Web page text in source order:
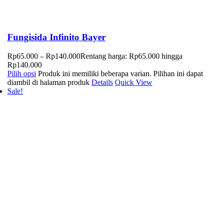
Fungisida Infinito Bayer
Rp65.000 – Rp140.000Rentang harga: Rp65.000 hingga
Rp140.000
Pilih opsi Produk ini memiliki beberapa varian. Pilihan ini dapat
diambil di halaman produk Details Quick View
Sale!